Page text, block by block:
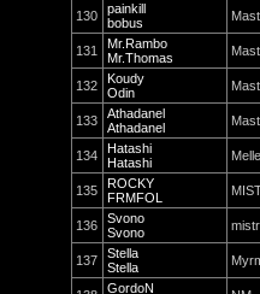
130
painkill
bobus
131
Mr.Rambo
Mr.Thomas
132
Koudy
Odin
133
Athadanel
Athadanel
134
Hatashi
Hatashi
135
ROCKY
FRMFOL
136
Svono
Svono
mistr
137
Stella
Stella
GordoN